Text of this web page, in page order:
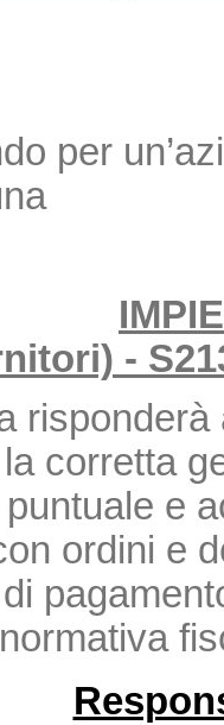
per
-
corretta
e
ordini e